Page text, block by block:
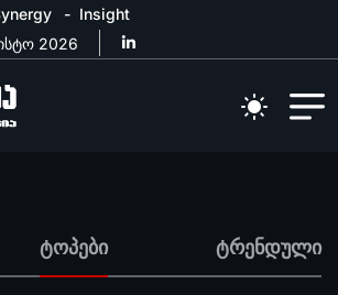
Insight
2026
ტოპები ტრენდული